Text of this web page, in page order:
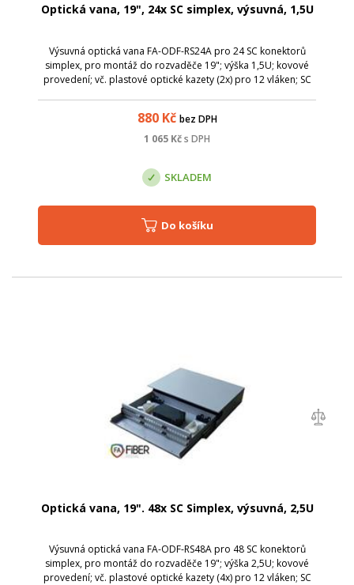
Optická vana, 19", 24x SC simplex, výsuvná, 1,5U
Výsuvná optická vana FA-ODF-RS24A pro 24 SC konektorů
simplex, pro montáž do rozvaděče 19"; výška 1,5U; kovové
provedení; vč. plastové optické kazety (2x) pro 12 vláken; SC
880Kč bez DPH
1 065 Kčs DPH
SKLADEM
Do košíku
Optická vana, 19". 48x SC Simplex, výsuvná, 2,5U
Výsuvná optická vana FA-ODF-RS48A pro 48 SC konektorů
simplex, pro montáž do rozvaděče 19"; výška 2,5U; kovové
provedení; vč. plastové optické kazety (4x) pro 12 vláken; SC